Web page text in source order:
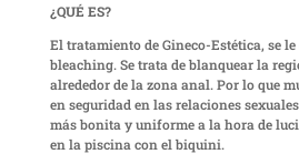
¿QUÉ ES?
El tratamiento de Gineco-Estética, se
bleaching. Se trata de blanquear la
alrededor de la zona anal. Por lo que
en seguridad en las relaciones
más bonita y uniforme a la hora de
en la piscina con el biquini.